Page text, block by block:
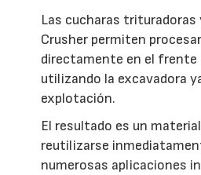
Las cucharas trituradoras
Crusher permiten
directamente en el frente
utilizando la excavadora
explotación.
El resultado es un
reutilizarse
numerosas aplicaciones